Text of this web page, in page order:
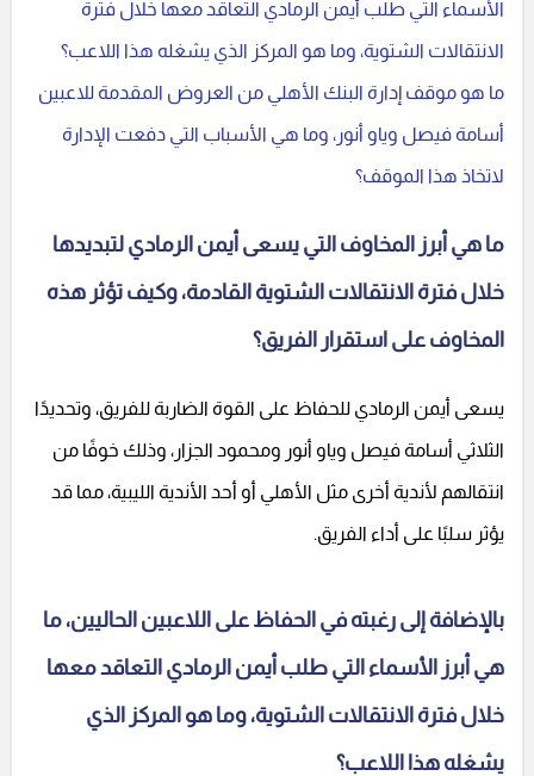
الأسماء التي طلب أيمن الرمادي التعاقد معها خلال فترة
الانتقالات الشتوية، وما هو المركز الذي يشغله هذا اللاعب؟
ما هو موقف إدارة البنك الأهلي من العروض المقدمة للاعبين
أسامة فيصل وياو أنور، وما هي الأسباب التي دفعت الإدارة
لاتخاذ هذا الموقف؟
ما هي أبرز المخاوف التي يسعى أيمن الرمادي لتبديدها
خلال فترة الانتقالات الشتوية القادمة، وكيف تؤثر هذه
المخاوف على استقرار الفريق؟
يسعى أيمن الرمادي للحفاظ على القوة الضاربة للفريق، وتحديدًا
الثلاثي أسامة فيصل وياو أنور ومحمود الجزار، وذلك خوفًا من
انتقالهم لأندية أخرى مثل الأهلي أو أحد الأندية الليبية، مما قد
يؤثر سلبًا على أداء الفريق.
بالإضافة إلى رغبته في الحفاظ على اللاعبين الحاليين، ما
هي أبرز الأسماء التي طلب أيمن الرمادي التعاقد معها
خلال فترة الانتقالات الشتوية، وما هو المركز الذي
يشغله هذا اللاعب؟